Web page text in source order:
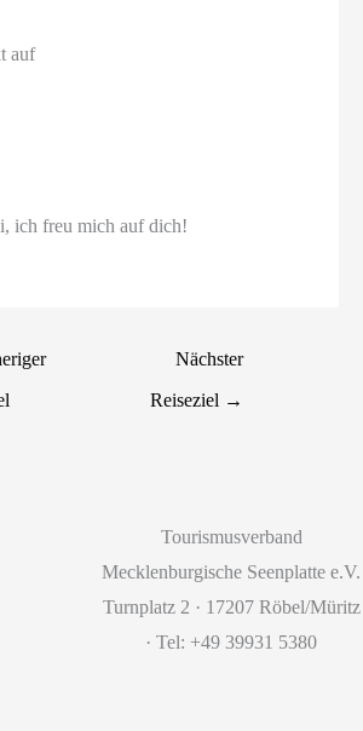
auf
ich freu mich auf dich!
Nächster
Reiseziel →
Tourismusverband
Mecklenburgische Seenplatte e.V.
Turnplatz 2 · 17207 Röbel/Müritz
· Tel: +49 39931 5380